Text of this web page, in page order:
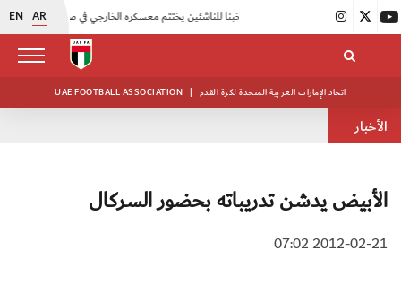
EN AR
UAE FOOTBALL ASSOCIATION | اتحاد الإمارات العربية المتحدة لكرة القدم
الأخبار
الأبيض يدشن تدريباته بحضور السركال
2012-02-21 07:02